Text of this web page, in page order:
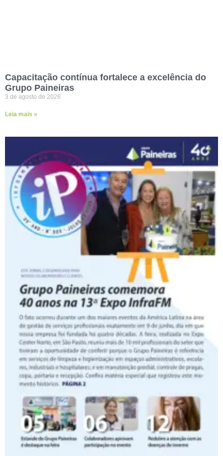
Capacitação contínua fortalece a excelência do
Grupo Paineiras
3 de agosto de 2026
Leia mais »